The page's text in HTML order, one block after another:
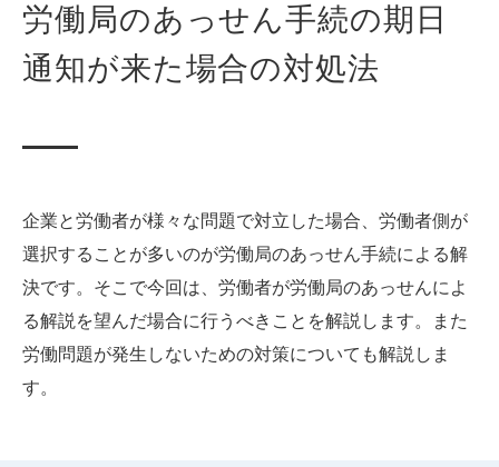
労働局のあっせん手続の期日
通知が来た場合の対処法
企業と労働者が様々な問題で対立した場合、労働者側が
選択することが多いのが労働局のあっせん手続による解
決です。そこで今回は、労働者が労働局のあっせんによ
る解説を望んだ場合に行うべきことを解説します。また
労働問題が発生しないための対策についても解説しま
す。